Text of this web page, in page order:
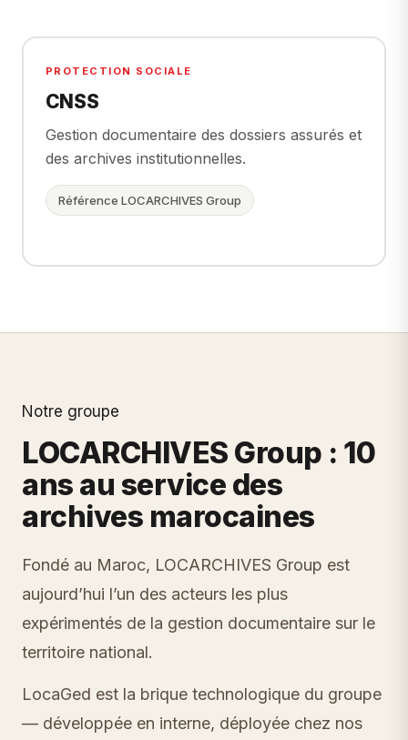
PROTECTION SOCIALE
CNSS
Gestion documentaire des dossiers assurés et
des archives institutionnelles.
Référence LOCARCHIVES Group
Notre groupe
LOCARCHIVES Group : 10
ans au service des
archives marocaines
Fondé au Maroc, LOCARCHIVES Group est
aujourd’hui l’un des acteurs les plus
expérimentés de la gestion documentaire sur le
territoire national.
LocaGed est la brique technologique du groupe
— développée en interne, déployée chez nos